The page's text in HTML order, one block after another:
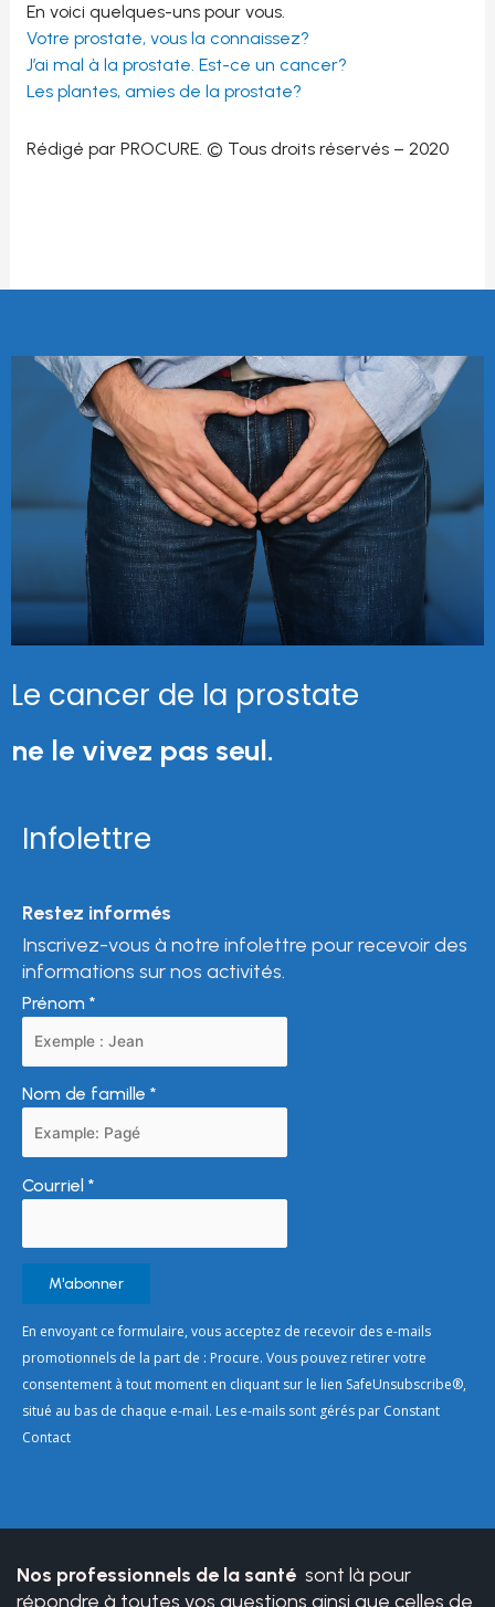
En voici quelques-uns pour vous.
Votre prostate, vous la connaissez?
J’ai mal à la prostate. Est-ce un cancer?
Les plantes, amies de la prostate?
Rédigé par PROCURE. © Tous droits réservés – 2020
Le cancer de la prostate
ne le vivez pas seul.
Infolettre
Restez informés
Inscrivez-vous à notre infolettre pour recevoir des
informations sur nos activités.
Prénom *
Nom de famille *
Courriel *
Constant
Contact
Use.
Please
leave
En envoyant ce formulaire, vous acceptez de recevoir des e-mails
promotionnels de la part de : Procure. Vous pouvez retirer votre
consentement à tout moment en cliquant sur le lien SafeUnsubscribe®,
situé au bas de chaque e-mail. Les e-mails sont gérés par Constant
Contact
Nos professionnels de la santé sont là pour
répondre à toutes vos questions ainsi que celles de